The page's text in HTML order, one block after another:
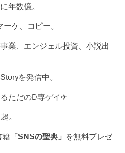
年数億。
ケ、コピー。
業、エンジェル投資、小説出
を発信中。
ただのD専ゲイ✈︎
。
籍「SNSの聖典」 を無料プレゼ